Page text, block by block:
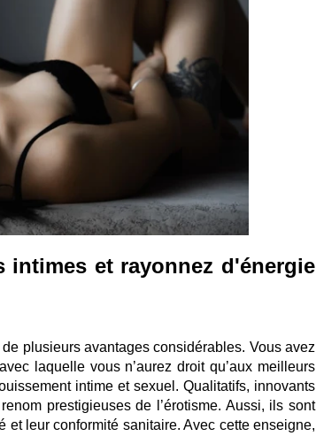
intimes et rayonnez d'énergie
plusieurs avantages considérables. Vous avez
laquelle vous n’aurez droit qu’aux meilleurs
intime et sexuel. Qualitatifs, innovants
prestigieuses de l’érotisme. Aussi, ils sont
leur conformité sanitaire. Avec cette enseigne,